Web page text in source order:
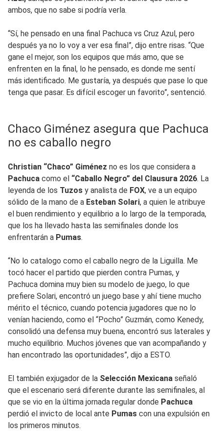
ambos, que no sabe si podría verla.
“Sí, he pensado en una final Pachuca vs Cruz Azul, pero
después ya no lo voy a ver esa final”, dijo entre risas. “Que
gane el mejor, son los equipos que más amo, que se
enfrenten en la final, lo he pensado, es donde me sentí
más identificado. Me gustaría, ya después que pase lo que
tenga que pasar. Es difícil escoger un favorito”, sentenció.
Chaco Giménez asegura que Pachuca
no es caballo negro
Christian “Chaco” Giménez no es los que considera a
Pachuca como el “Caballo Negro” del Clausura 2026. La
leyenda de los Tuzos y analista de FOX, ve a un equipo
sólido de la mano de a Esteban Solari, a quien le atribuye
el buen rendimiento y equilibrio a lo largo de la temporada,
que los ha llevado hasta las semifinales donde los
enfrentarán a Pumas.
“No lo catalogo como el caballo negro de la Liguilla. Me
tocó hacer el partido que pierden contra Pumas, y
Pachuca domina muy bien su modelo de juego, lo que
prefiere Solari, encontró un juego base y ahí tiene mucho
mérito el técnico, cuando potencia jugadores que no lo
venían haciendo, como el “Pocho” Guzmán, como Kenedy,
consolidó una defensa muy buena, encontró sus laterales y
mucho equilibrio. Muchos jóvenes que van acompañando y
han encontrado las oportunidades”, dijo a ESTO.
El también exjugador de la Selección Mexicana señaló
que el escenario será diferente durante las semifinales, al
que se vio en la última jornada regular donde Pachuca
perdió el invicto de local ante Pumas con una expulsión en
los primeros minutos.